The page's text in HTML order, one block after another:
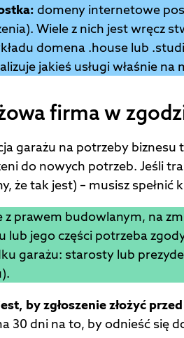
domeny internetowe
Wiele z nich jest wręcz
domena .house lub
jakieś usługi właśnie na
firma w
garażu na potrzeby biznesu
do nowych potrzeb. Jeśli
że tak jest) – musisz
z prawem budowlanym, na
lub jego części potrzeba
garażu: starosty lub
by zgłoszenie złożyć
30 dni na to, by odnieść się